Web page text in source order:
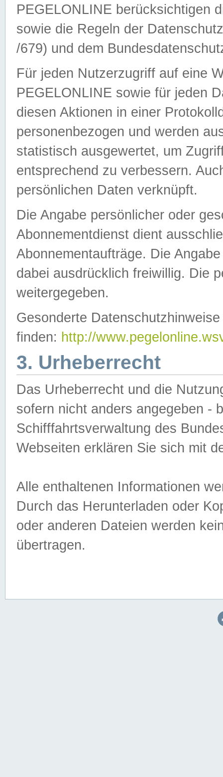
PEGELONLINE berücksichtigen
sowie die Regeln der
/679) und dem
Für jeden Nutzerzugriff auf eine
PEGELONLINE sowie für jeden
diesen Aktionen in einer
personenbezogen und werden
statistisch ausgewertet, um
entsprechend zu verbessern.
persönlichen Daten verknüpft.
Die Angabe persönlicher oder
Abonnementdienst dient
Abonnementaufträge. Die
dabei ausdrücklich freiwillig. Die
weitergegeben.
Gesonderte
finden: http://
3. Urheberrecht
Das Urheberrecht und die
sofern nicht anders angegeben -
Schifffahrtsverwaltung des
Webseiten erklären Sie sich mit
Alle enthaltenen Informationen
Durch das Herunterladen oder
oder anderen Dateien werden
übertragen.